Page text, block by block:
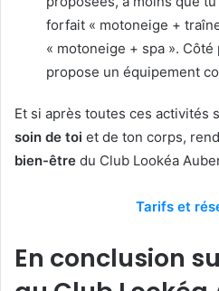
forfait « motoneige +
« motoneige + spa ». Côté
propose un équipement
Et si après toutes ces activités
soin de toi et de ton corps,
bien-être du Club Lookéa
Tarifs et
En conclusion